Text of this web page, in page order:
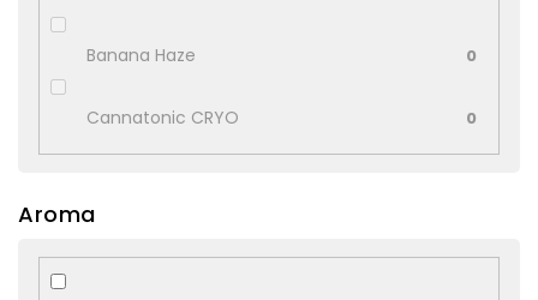
Banana Haze 0
Cannatonic CRYO 0
Aroma